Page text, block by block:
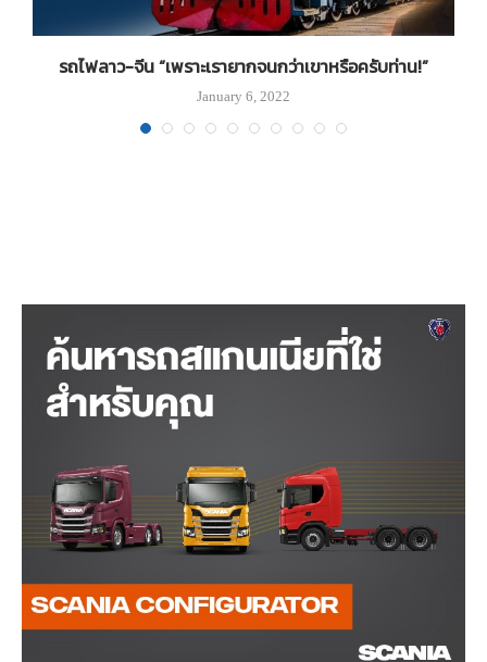
รถไฟลาว-จีน “เพราะเรายากจนกว่าเขาหรือครับท่าน!”
January 6, 2022